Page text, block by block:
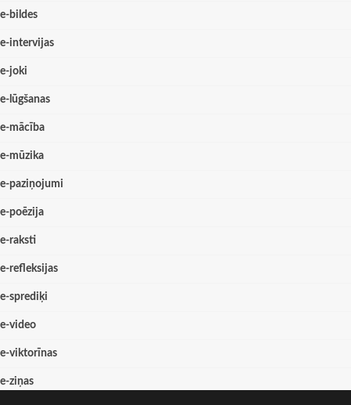
e-bildes
e-intervijas
e-joki
e-lūgšanas
e-mācība
e-mūzika
e-paziņojumi
e-poēzija
e-raksti
e-refleksijas
e-sprediķi
e-video
e-viktorīnas
e-ziņas